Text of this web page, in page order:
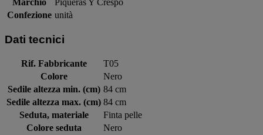
Confezione unità
Dati tecnici
Rif. Fabbricante
T05
Colore
Nero
Sedile altezza min. (cm) 84 cm
Sedile altezza max. (cm) 84 cm
Seduta, materiale
Finta pelle
Colore seduta
Nero